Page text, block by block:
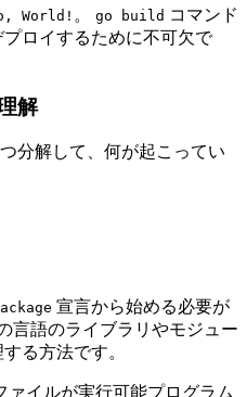
World! 。 go build コマンド
ロイするために不可欠で
解
分解して、何が起こってい
宣言から始める必要が
言語のライブラリやモジュー
る方法です。
ァイルが実行可能プログラム